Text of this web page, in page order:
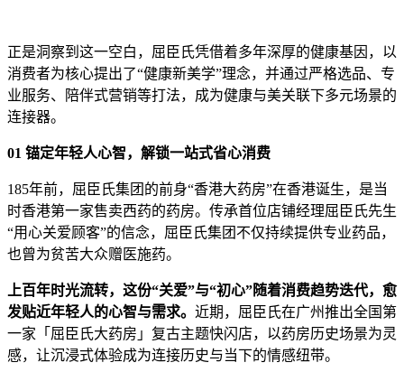
正是洞察到这一空白，屈臣氏凭借着多年深厚的健康基因，以
消费者为核心提出了“健康新美学”理念，并通过严格选品、专
业服务、陪伴式营销等打法，成为健康与美关联下多元场景的
连接器。
01 锚定年轻人心智，解锁一站式省心消费
185年前，屈臣氏集团的前身“香港大药房”在香港诞生，是当
时香港第一家售卖西药的药房。传承首位店铺经理屈臣氏先生
“用心关爱顾客”的信念，屈臣氏集团不仅持续提供专业药品，
也曾为贫苦大众赠医施药。
上百年时光流转，这份“关爱”与“初心”随着消费趋势迭代，愈
发贴近年轻人的心智与需求。 近期，屈臣氏在广州推出全国第
一家「屈臣氏大药房」复古主题快闪店，以药房历史场景为灵
感，让沉浸式体验成为连接历史与当下的情感纽带。